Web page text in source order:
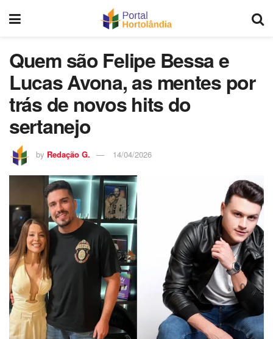
Quem são Felipe Bessa e
Lucas Avona, as mentes por
trás de novos hits do
sertanejo
by Redação G. 14/04/2026